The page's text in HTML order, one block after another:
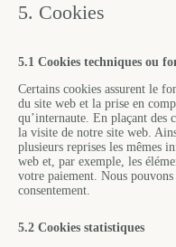
5. Cookies
5.1 Cookies techniques ou
Certains cookies assurent le
du site web et la prise en
qu’internaute. En plaçant des
la visite de notre site web.
plusieurs reprises les mêmes
web et, par exemple, les
votre paiement. Nous pouvons
consentement.
5.2 Cookies statistiques